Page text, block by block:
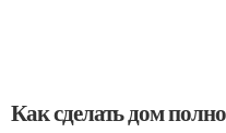
Как сделать дом